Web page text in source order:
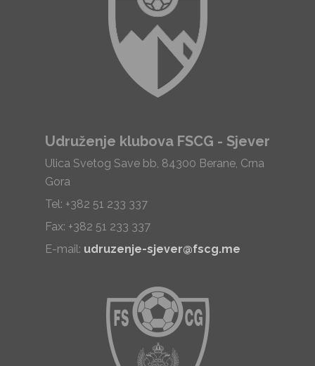
Udruženje klubova FSCG - Sjever
Ulica Svetog Save bb, 84300 Berane, Crna
Gora
Tel: +382 51 233 337
Fax: +382 51 233 337
E-mail: udruzenje-sjever@fscg.me